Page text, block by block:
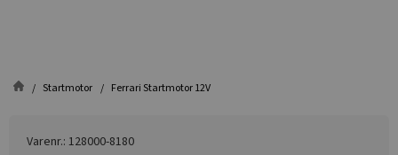
Startmotor Ferrari Startmotor 12V
Varenr.: 128000-8180